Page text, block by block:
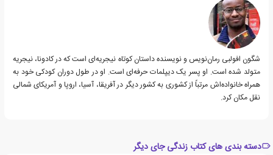
شگون افولبی رمان‌نویس و نویسنده داستان کوتاه نیجریه‌ای است که در کادونا، نیجریه
متولد شده است. او پسر یک دیپلمات حرفه‌ای است. او در طول دوران کودکی خود به
همراه خانواده‌اش مرتباً از کشوری به کشور دیگر در آفریقا، آسیا، اروپا و آمریکای شمالی
نقل مکان کرد.
دسته بندی های کتاب زندگی جای دیگر